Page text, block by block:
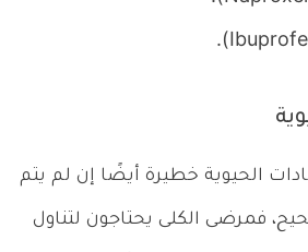
الحيوية خطيرة أيضًا إن لم يتم
فمرضى الكلى يحتاجون لتناول